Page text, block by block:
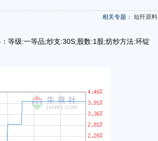
相关专题： 短纤原料
等级:一等品;纱支:30S;股数:1股;纺纱方法:环锭